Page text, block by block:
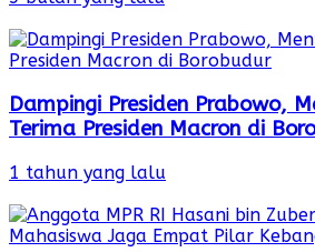
Dampingi Presiden Prabowo,
Terima Presiden Macron di
1 tahun yang lalu